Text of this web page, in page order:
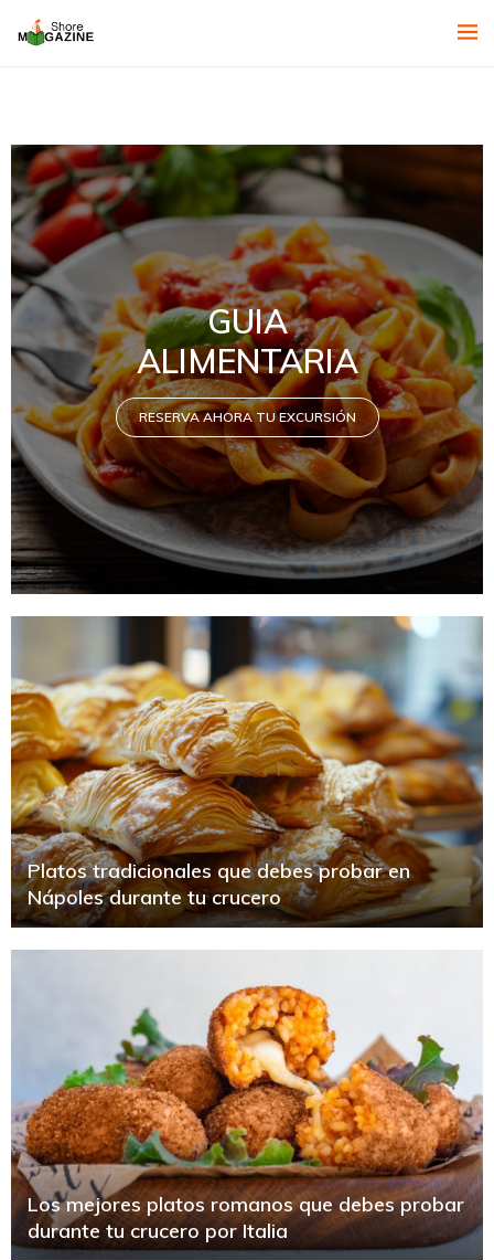
GUIA
ALIMENTARIA
RESERVA AHORA TU EXCURSIÓN
Platos tradicionales que debes probar en
Nápoles durante tu crucero
Los mejores platos romanos que debes probar
durante tu crucero por Italia